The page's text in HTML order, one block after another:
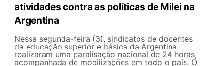
atividades contra as políticas de Milei na
Argentina
Nessa segunda-feira (3), sindicatos de docentes
da educação superior e básica da Argentina
realizaram uma paralisação nacional de 24 horas,
acompanhada de mobilizações em todo o país. O